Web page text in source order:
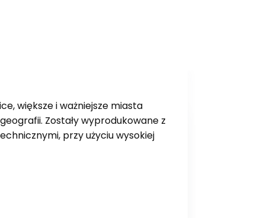
większe i ważniejsze miasta
Zostały wyprodukowane z
przy użyciu wysokiej